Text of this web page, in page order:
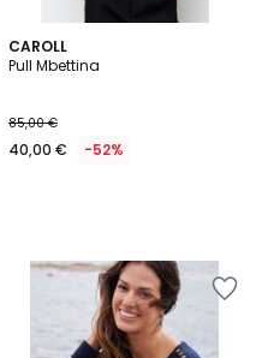
CAROLL
Pull Mbettina
85,00 €
40,00 € -52%